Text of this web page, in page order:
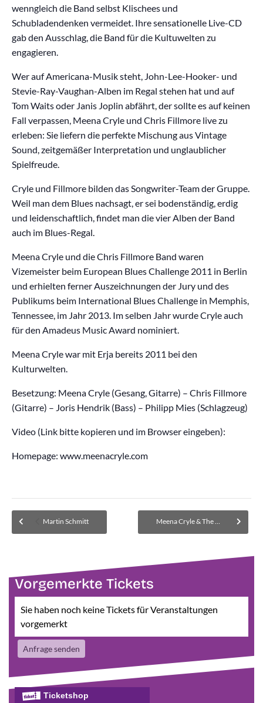
wenngleich die Band selbst Klischees und
Schubladendenken vermeidet. Ihre sensationelle Live-CD
gab den Ausschlag, die Band für die Kultuwelten zu
engagieren.
Wer auf Americana-Musik steht, John-Lee-Hooker- und
Stevie-Ray-Vaughan-Alben im Regal stehen hat und auf
Tom Waits oder Janis Joplin abfährt, der sollte es auf keinen
Fall verpassen, Meena Cryle und Chris Fillmore live zu
erleben: Sie liefern die perfekte Mischung aus Vintage
Sound, zeitgemäßer Interpretation und unglaublicher
Spielfreude.
Cryle und Fillmore bilden das Songwriter-Team der Gruppe.
Weil man dem Blues nachsagt, er sei bodenständig, erdig
und leidenschaftlich, findet man die vier Alben der Band
auch im Blues-Regal.
Meena Cryle und die Chris Fillmore Band waren
Vizemeister beim European Blues Challenge 2011 in Berlin
und erhielten ferner Auszeichnungen der Jury und des
Publikums beim International Blues Challenge in Memphis,
Tennessee, im Jahr 2013. Im selben Jahr wurde Cryle auch
für den Amadeus Music Award nominiert.
Meena Cryle war mit Erja bereits 2011 bei den
Kulturwelten.
Besetzung: Meena Cryle (Gesang, Gitarre) – Chris Fillmore
(Gitarre) – Joris Hendrik (Bass) – Philipp Mies (Schlagzeug)
Video (Link bitte kopieren und im Browser eingeben):
Homepage: www.meenacryle.com
Martin Schmitt Meena Cryle & The Chris Fillmore Band
Vorgemerkte Tickets
Sie haben noch keine Tickets für Veranstaltungen
vorgemerkt
Anfrage senden
Ticketshop